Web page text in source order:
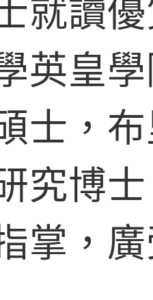
就讀
英皇
士，
究博
掌，